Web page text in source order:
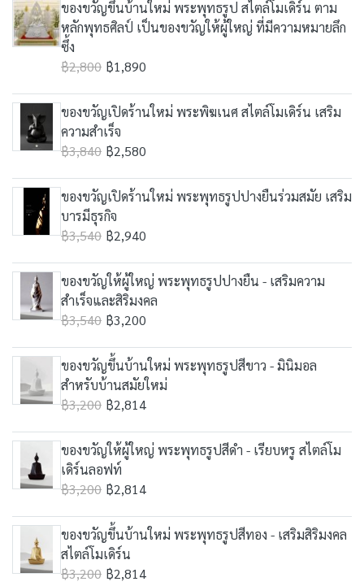
ของขวัญขึ้นบ้านใหม่ พระพุทธรูป สไตล์โมเดิร์น ตาม
หลักพุทธศิลป์ เป็นของขวัญให้ผู้ใหญ่ ที่มีความหมายลึก
ซึ้ง
฿2,800 ฿1,890
ของขวัญเปิดร้านใหม่ พระพิฆเนศ สไตล์โมเดิร์น เสริม
ความสำเร็จ
฿3,840 ฿2,580
ของขวัญเปิดร้านใหม่ พระพุทธรูปปางยืนร่วมสมัย เสริม
บารมีธุรกิจ
฿3,540 ฿2,940
ของขวัญให้ผู้ใหญ่ พระพุทธรูปปางยืน - เสริมความ
สำเร็จและสิริมงคล
฿3,540 ฿3,200
ของขวัญขึ้นบ้านใหม่ พระพุทธรูปสีขาว - มินิมอล
สำหรับบ้านสมัยใหม่
฿3,200 ฿2,814
ของขวัญให้ผู้ใหญ่ พระพุทธรูปสีดำ - เรียบหรู สไตล์โม
เดิร์นลอฟท์
฿3,200 ฿2,814
ของขวัญขึ้นบ้านใหม่ พระพุทธรูปสีทอง - เสริมสิริมงคล
สไตล์โมเดิร์น
฿3,200 ฿2,814